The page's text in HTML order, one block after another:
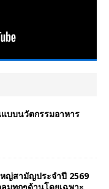
บบนวัตกรรมอาหาร
ญ่สามัญประจำปี 2569